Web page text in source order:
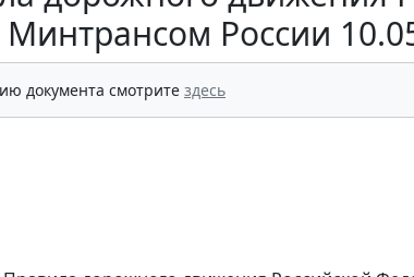
России
документа смотрите здесь